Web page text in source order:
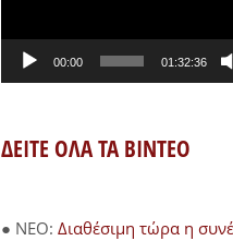
00:00 01:32:36
ΔΕΙΤΕ ΟΛΑ ΤΑ ΒΙΝΤΕΟ
● NEO: Διαθέσιμη τώρα η